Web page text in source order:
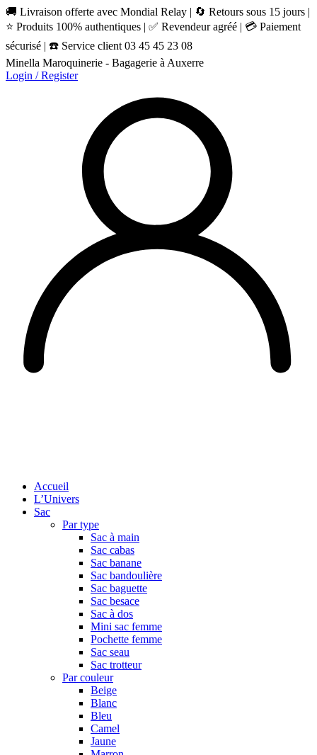
🚚 Livraison offerte avec Mondial Relay | 🔄 Retours sous 15 jours |
⭐ Produits 100% authentiques | ✅ Revendeur agréé | 💳 Paiement
sécurisé | ☎️ Service client 03 45 45 23 08
Minella Maroquinerie - Bagagerie à Auxerre
Login / Register
Accueil
L’Univers
Sac
Par type
Sac à main
Sac cabas
Sac banane
Sac bandoulière
Sac baguette
Sac besace
Sac à dos
Mini sac femme
Pochette femme
Sac seau
Sac trotteur
Par couleur
Beige
Blanc
Bleu
Camel
Jaune